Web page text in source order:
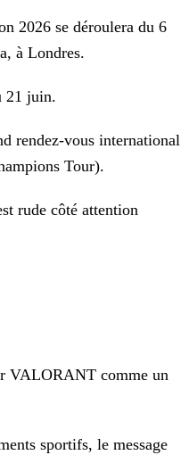
2026 se déroulera du 6
à Londres.
21 juin.
rendez-vous international
Tour).
rude côté attention
VALORANT comme un
sportifs, le message